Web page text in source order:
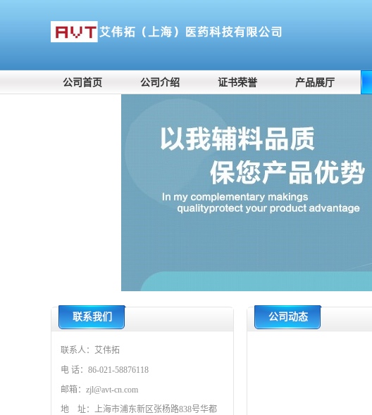
公司首页 公司介绍 证书荣誉 产品展厅
联系我们
联系人：艾伟拓
电 话：86-021-58876118
邮箱：zjl@avt-cn.com
地 址：上海市浦东新区张杨路838号华都
公司动态